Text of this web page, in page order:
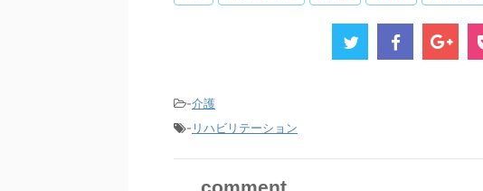
-介護
- リハビリテーション